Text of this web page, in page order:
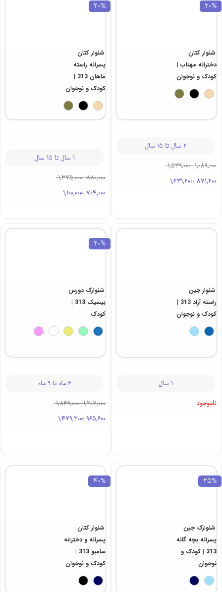
20%
شلوار کتان
دخترانه مهتاب |
کودک و نوجوان
2 سال تا 15 سال
1,089,000
-
1,539,000
871,200
-
1,231,200
20%
شلوار کتان
پسرانه راسته
ماهان 313 |
کودک و نوجوان
1 سال تا 15 سال
880,000
-
1,375,000
704,000
-
1,100,000
شلوار جین
راسته آراد 313 |
کودک و نوجوان
1 سال
ناموجود
20%
شلوارک دورس
بیسیک 313 |
کودک
6 ماه تا 9 ماه
1,207,000
-
1,849,000
965,600
-
1,479,200
25%
شلوارک جین
پسرانه بچه گانه
313 | کودک و
نوجوان
40%
شلوار کتان
پسرانه و دخترانه
سامبو 313 |
کودک و نوجوان